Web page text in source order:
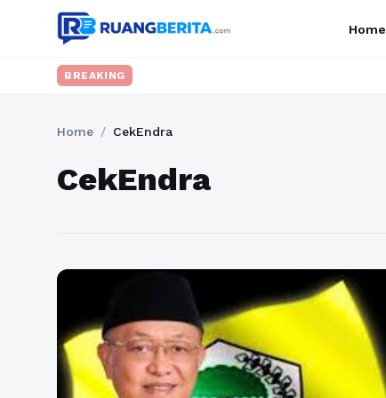
Home
BREAKING
Home / CekEndra
CekEndra